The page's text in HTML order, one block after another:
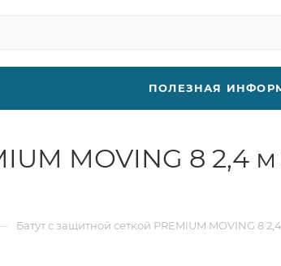
ПОЛЕЗНАЯ
MOVING 8 2,4
Батут с защитной сеткой PREMIUM MOVING 8